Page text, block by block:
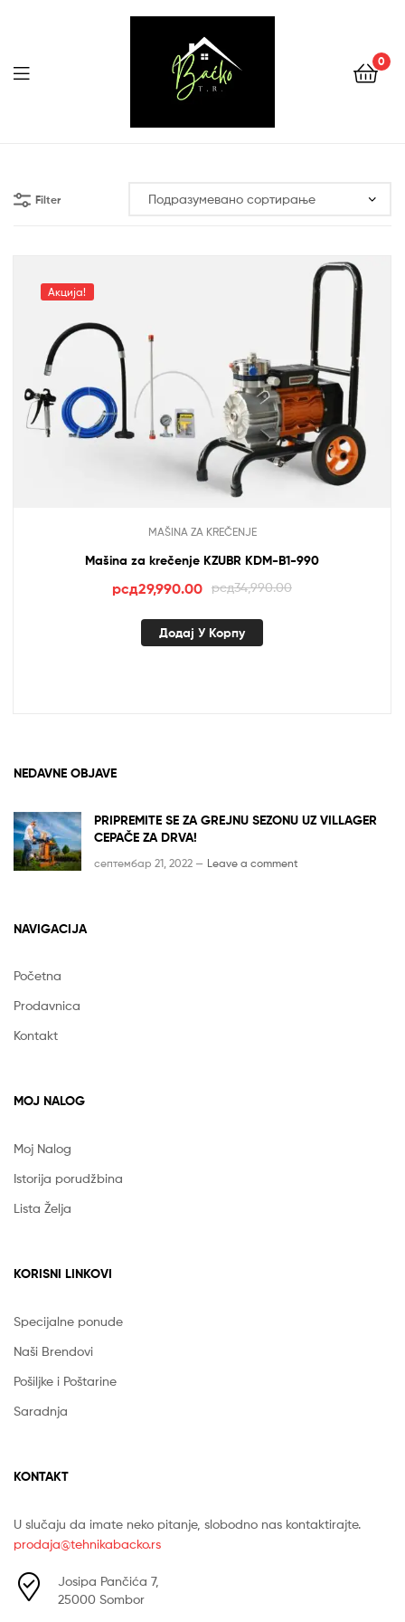
Backo
0
Menu
Filter
Акција!
MAŠINA ZA KREČENJE
Mašina za krečenje KZUBR KDM-B1-990
рсд34,990.00
Оригинална
је
рсд29,990.00Тренутна
је:
Додај У Корпу
NEDAVNE OBJAVE
PRIPREMITE SE ZA GREJNU SEZONU UZ VILLAGER
CEPAČE ZA DRVA!
септембар 21, 2022 — Leave a comment
NAVIGACIJA
Početna
Prodavnica
Kontakt
MOJ NALOG
Moj Nalog
Istorija porudžbina
Lista Želja
KORISNI LINKOVI
Specijalne ponude
Naši Brendovi
Pošiljke i Poštarine
Saradnja
KONTAKT
U slučaju da imate neko pitanje, slobodno nas kontaktirajte.
prodaja@tehnikabacko.rs
Josipa Pančića 7,
25000 Sombor